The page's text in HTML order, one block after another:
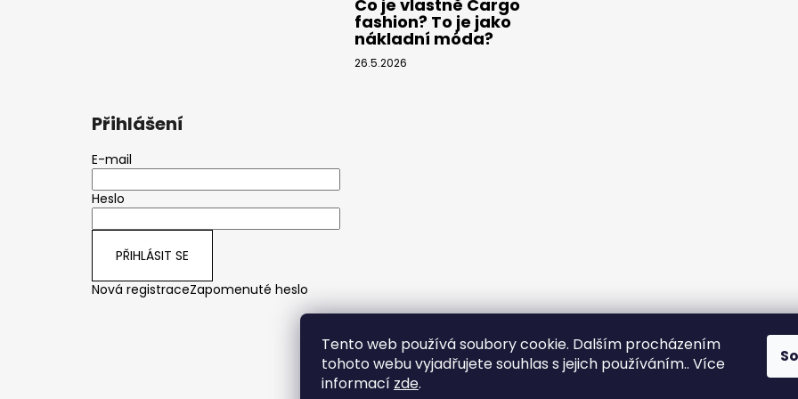
Tento web používá soubory cookie. Dalším procházením
tohoto webu vyjadřujete souhlas s jejich používáním.. Více
informací zde.
Co je vlastně Cargo
fashion? To je jako
nákladní móda?
26.5.2026
Přihlášení
E-mail
Heslo
PŘIHLÁSIT SE
Nová registraceZapomenuté heslo
yps